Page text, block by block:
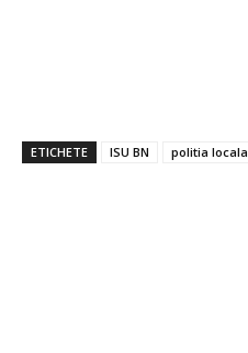
ETICHETE ISU BN politia locala